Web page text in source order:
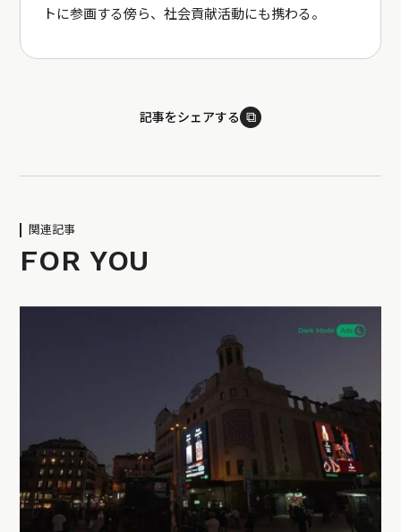
トに参画する傍ら、社会貢献活動にも携わる。
記事をシェアする ⧉
関連記事
FOR YOU